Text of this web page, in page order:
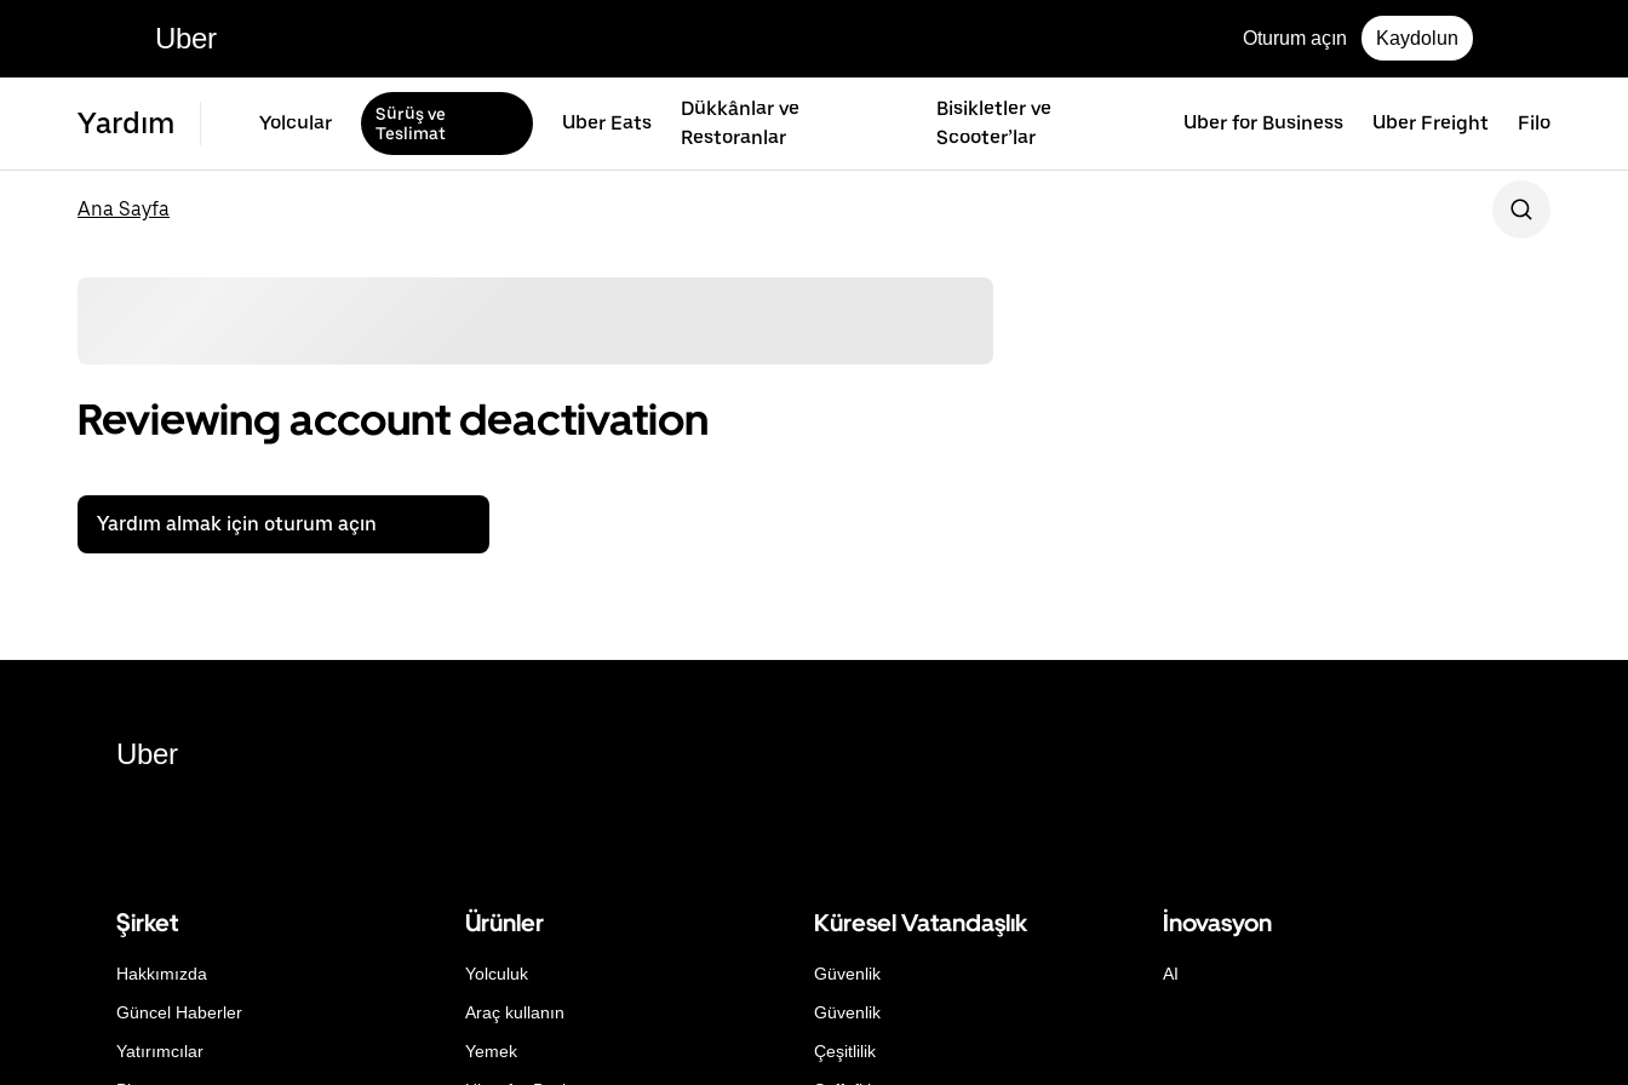
Uber Oturum açın Kaydolun
Yardım Yolcular
Sürüş ve
Teslimat
Uber Eats
Dükkânlar ve
Restoranlar
Bisikletler ve
Scooter’lar
Uber for Business Uber Freight Filo
Ana Sayfa
Reviewing account deactivation
Yardım almak için oturum açın
Uber
Şirket
Hakkımızda
Güncel Haberler
Yatırımcılar
Ürünler
Yolculuk
Araç kullanın
Yemek
Küresel Vatandaşlık
Güvenlik
Güvenlik
Çeşitlilik
İnovasyon
AI